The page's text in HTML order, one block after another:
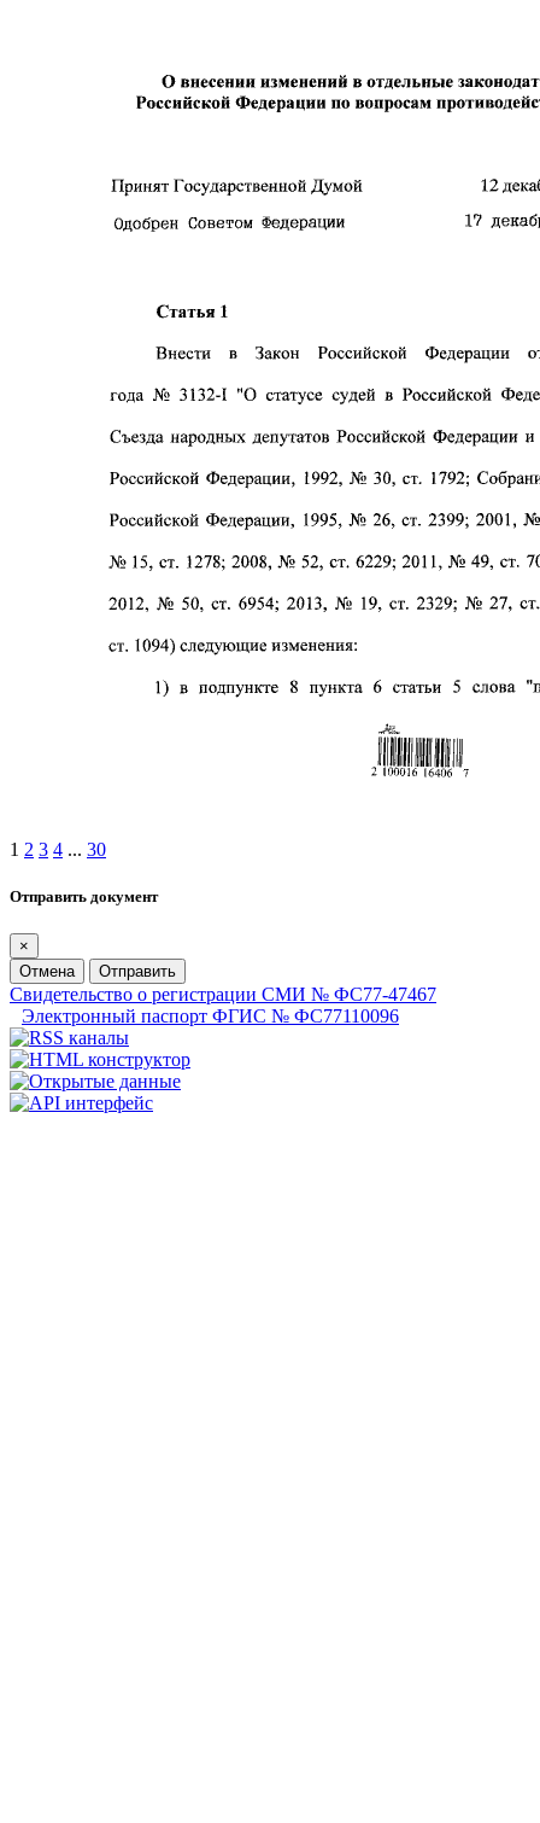
1 2 3 4 ... 30
Отправить документ
×
Отмена
Отправить
Свидетельство о регистрации СМИ № ФС77-47467
Электронный паспорт ФГИС № ФС77110096